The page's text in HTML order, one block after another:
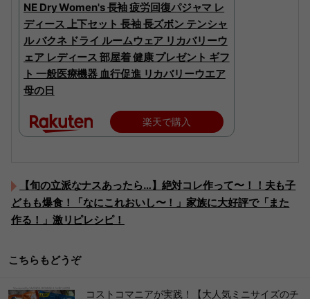
NE Dry Women's 長袖 疲労回復パジャマ レ
ディース 上下セット 長袖 長ズボン テンシャ
ル バクネ ドライ ルームウェア リカバリーウ
ェア レディース 部屋着 健康 プレゼント ギフ
ト 一般医療機器 血行促進 リカバリーウエア
母の日
楽天で購入
【旬の立派なナスあったら…】絶対コレ作って〜！！夫も子
どもも爆食！「なにこれおいし〜！」家族に大好評で「また
作る！」激リピレシピ！
こちらもどうぞ
コストコマニアが実践！【大人気ミニサイズのチ